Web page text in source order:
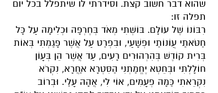
שהוא דבר חשוב קצת. וסידרתי לו שיתפלל בכל יום
תפלה זו:
רִבּוֹנוֹ שֶׁל עוֹלָם. בּוֹשְׁתִּי מְאֹד בְּחֶרְפָּה וּכְלִימָה עַל כָּל
חַטֹּאתַי עֲוֹנוֹתַי וּפְשָׁעַי, וּבִפְרַט עַל אֲשֶׁר פָּגַמְתִּי בְּאוֹת
בְּרִית קוֹדֶשׁ בְּהִרְהוּרִים רָעִים, עַד אֲשֶׁר הֵן בְּעָוֹן
חוֹלָלְתִּי וּבְחֵטְא יֶחֱמַתְנִי הַסִּטְרָא אַחֲרָא, נִקְרֹא
נִקְרֵאתִי כַּמָה פְעָמִים, אוֹי לִי, אֲהָהּ עָלַי. וּבְרוֹב